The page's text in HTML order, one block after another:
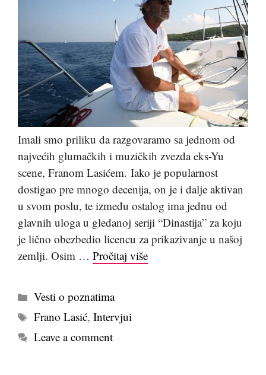
Imali smo priliku da razgovaramo sa jednom od
najvećih glumačkih i muzičkih zvezda eks-Yu
scene, Franom Lasićem. Iako je popularnost
dostigao pre mnogo decenija, on je i dalje aktivan
u svom poslu, te između ostalog ima jednu od
glavnih uloga u gledanoj seriji “Dinastija” za koju
je lično obezbedio licencu za prikazivanje u našoj
zemlji. Osim … Pročitaj više
Kategorije
Vesti o poznatima
Tags
Frano Lasić,Intervjui
Leave a comment